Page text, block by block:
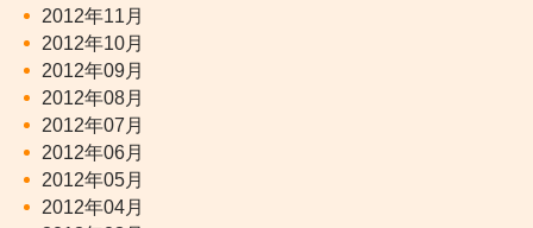
2012年11月
2012年10月
2012年09月
2012年08月
2012年07月
2012年06月
2012年05月
2012年04月